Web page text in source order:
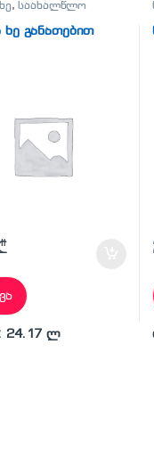
,საახალწლო
ხე განათებით
24.17 ლ